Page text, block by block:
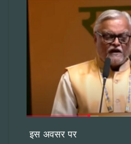
इस अवसर पर